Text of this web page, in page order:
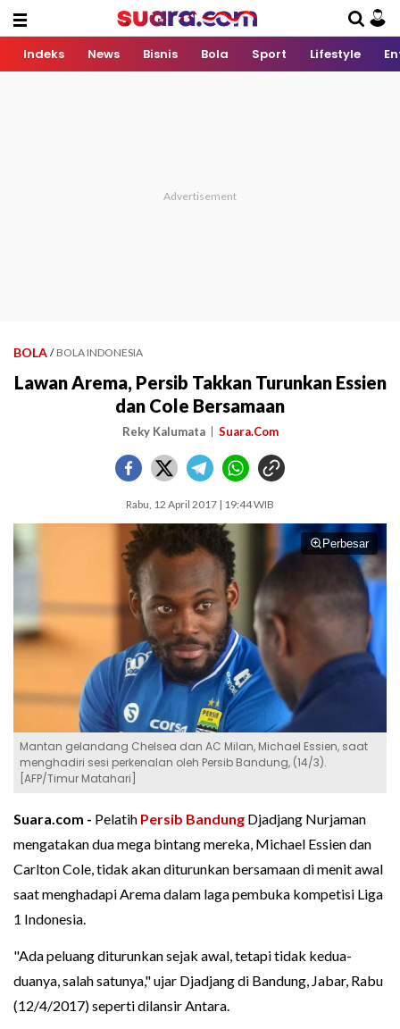
Indeks News Bisnis Bola Sport Lifestyle
BOLA / BOLA INDONESIA
Lawan Arema, Persib Takkan Turunkan Essien
dan Cole Bersamaan
Reky Kalumata Suara.Com
Rabu, 12 April 2017 | 19:44 WIB
Perbesar
Mantan gelandang Chelsea dan AC Milan, Michael Essien, saat
menghadiri sesi perkenalan oleh Persib Bandung, (14/3).
[AFP/Timur Matahari]
Suara.com - Pelatih Persib Bandung Djadjang Nurjaman
mengatakan dua mega bintang mereka, Michael Essien dan
Carlton Cole, tidak akan diturunkan bersamaan di menit awal
saat menghadapi Arema dalam laga pembuka kompetisi Liga
1 Indonesia.
"Ada peluang diturunkan sejak awal, tetapi tidak kedua-
duanya, salah satunya," ujar Djadjang di Bandung, Jabar, Rabu
(12/4/2017) seperti dilansir Antara.